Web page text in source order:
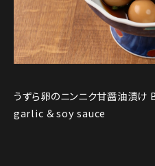
うずら卵のニンニク甘醤油
garlic ＆ soy sauce